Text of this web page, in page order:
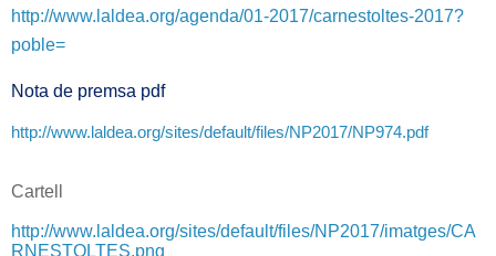
http://www.laldea.org/agenda/01-2017/carnestoltes-2017?
poble=
Nota de premsa pdf
http://www.laldea.org/sites/default/files/NP2017/NP974.pdf
Cartell
http://www.laldea.org/sites/default/files/NP2017/imatges/CA
RNESTOLTES.png